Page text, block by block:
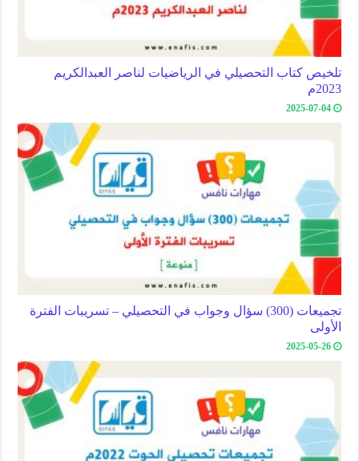
تلخيص كتاب التحصيلي في الرياضيات لناصر العبدالكريم
2023م
2025-07-04
تجميعات (300) سؤال وجواب في التحصيلي – تسريبات الفترة
الأولى
2025-05-26